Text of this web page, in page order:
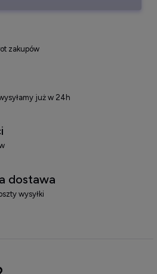
zakupów
już w 24h
dostawa
wysyłki